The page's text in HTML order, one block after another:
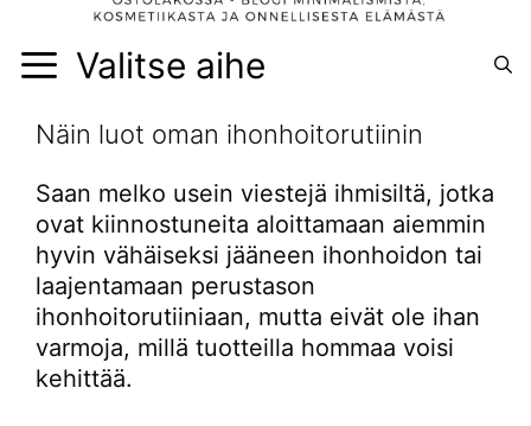
Valitse aihe
Näin luot oman ihonhoitorutiinin
Saan melko usein viestejä ihmisiltä, jotka
ovat kiinnostuneita aloittamaan aiemmin
hyvin vähäiseksi jääneen ihonhoidon tai
laajentamaan perustason
ihonhoitorutiiniaan, mutta eivät ole ihan
varmoja, millä tuotteilla hommaa voisi
kehittää.